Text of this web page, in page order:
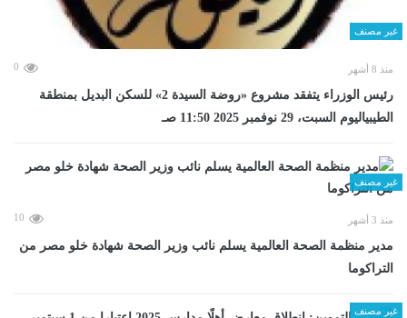
غير مصنف
منذ 8 أشهر 0
رئيس الوزراء يتفقد مشروع «روضة السيدة 2» للسكن البديل بمنطقة
الطيبياليوم السبت، 29 نوفمبر 2025 11:50 صـ
غير مصنف
منذ 3 أشهر 10
مدير منظمة الصحة العالمية يسلم نائب وزير الصحة شهادة خلو مصر من
التراكوما
غير مصنف